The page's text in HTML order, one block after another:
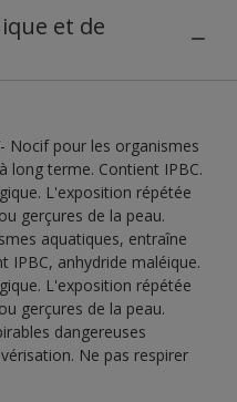
et de
Nocif pour les organismes
long terme. Contient IPBC.
L'exposition répétée
gerçures de la peau.
aquatiques, entraîne
IPBC, anhydride maléique.
L'exposition répétée
gerçures de la peau.
dangereuses
Ne pas respirer